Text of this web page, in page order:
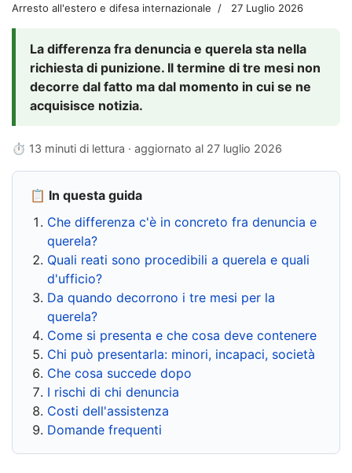
Arresto all'estero e difesa internazionale 27 Luglio 2026
La differenza fra denuncia e querela sta nella
richiesta di punizione. Il termine di tre mesi non
decorre dal fatto ma dal momento in cui se ne
acquisisce notizia.
⏱ 13 minuti di lettura · aggiornato al 27 luglio 2026
📋 In questa guida
Che differenza c'è in concreto fra denuncia e
querela?
Quali reati sono procedibili a querela e quali
d'ufficio?
Da quando decorrono i tre mesi per la
querela?
Come si presenta e che cosa deve contenere
Chi può presentarla: minori, incapaci, società
Che cosa succede dopo
I rischi di chi denuncia
Costi dell'assistenza
Domande frequenti